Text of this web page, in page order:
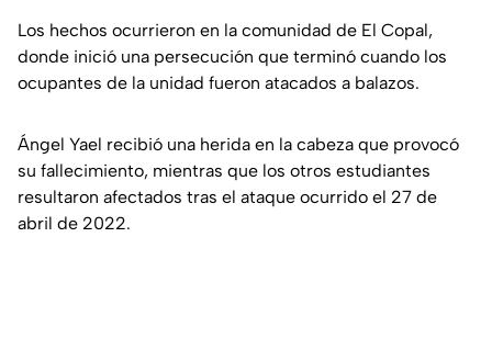
Los hechos ocurrieron en la comunidad de El Copal,
donde inició una persecución que terminó cuando los
ocupantes de la unidad fueron atacados a balazos.
Ángel Yael recibió una herida en la cabeza que provocó
su fallecimiento, mientras que los otros estudiantes
resultaron afectados tras el ataque ocurrido el 27 de
abril de 2022.